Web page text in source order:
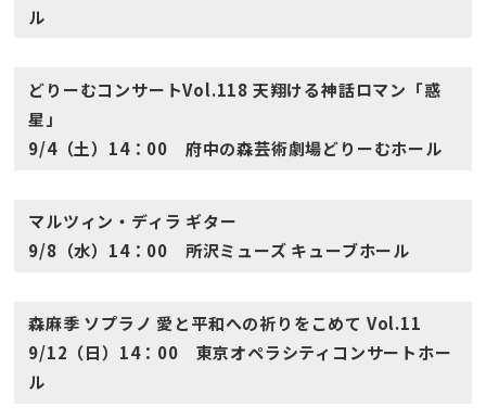
ル
どりーむコンサートVol.118 天翔ける神話ロマン「惑
星」
9/4（土）14：00 府中の森芸術劇場どりーむホール
マルツィン・ディラ ギター
9/8（水）14：00 所沢ミューズ キューブホール
森麻季 ソプラノ 愛と平和への祈りをこめて Vol.11
9/12（日）14：00 東京オペラシティコンサートホー
ル